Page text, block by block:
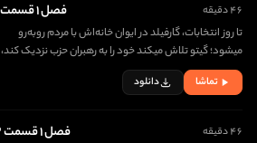
۴۶ دقیقه فصل ۱ قسمت ۲
تا روز انتخابات، گارفيلد در ايوان خانه‌اش با مردم روبه‌رو
ميشود؛ گيتو تلاش ميکند خود را به رهبران حزب نزديک کند،
اما جايی در ساختار قدرت پيدا نميکند.
تماشا دانلود
۴۶ دقیقه فصل ۱ قسمت ۳